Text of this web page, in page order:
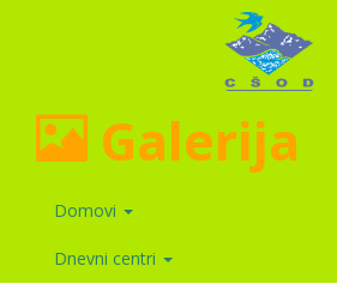
Galerija
Domovi
Dnevni centri